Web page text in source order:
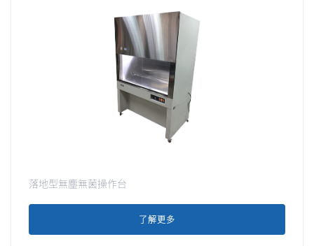
落地型無塵無菌操作台
了解更多